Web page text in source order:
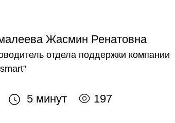
197
5 минут
Жасмин Ренатовна
отдела поддержки компании